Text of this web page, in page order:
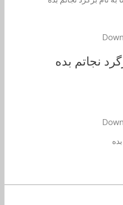
نجاتم بده